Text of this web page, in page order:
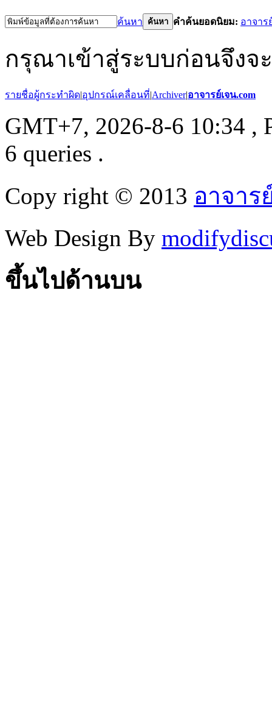
ค้นหา ค้นหา คำค้นยอดนิยม: อาจาร
กรุณาเข้าสู่ระบบก่อนจึงจ
รายชื่อผู้กระทำผิด|อุปกรณ์เคลื่อนที่|Archiver|อาจารย์เจน.com
GMT+7, 2026-8-6 10:34 ,
6 queries .
Copy right © 2013 อาจาร
Web Design By
ขึ้นไปด้านบน